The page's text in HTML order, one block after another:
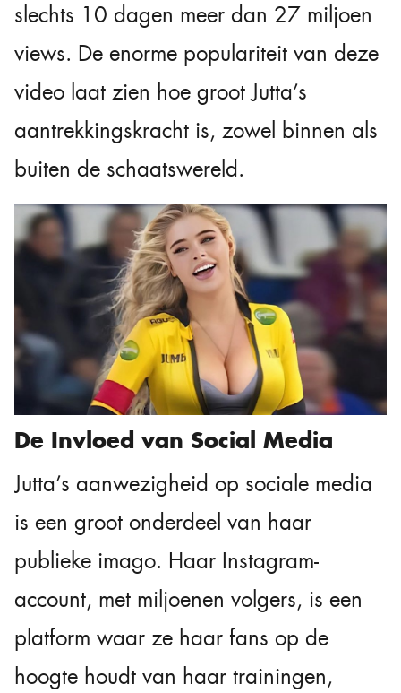
slechts 10 dagen meer dan 27 miljoen
views. De enorme populariteit van deze
video laat zien hoe groot Jutta’s
aantrekkingskracht is, zowel binnen als
buiten de schaatswereld.
De Invloed van Social Media
Jutta’s aanwezigheid op sociale media
is een groot onderdeel van haar
publieke imago. Haar Instagram-
account, met miljoenen volgers, is een
platform waar ze haar fans op de
hoogte houdt van haar trainingen,